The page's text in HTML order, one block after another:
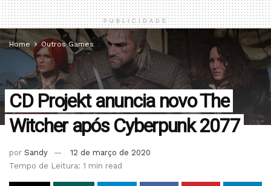
PUBLICIDADE
Home Outros Games
CD Projekt anuncia novo The
Witcher após Cyberpunk 2077
por Sandy
12 de março de 2020
Tempo de Leitura: 1 min read